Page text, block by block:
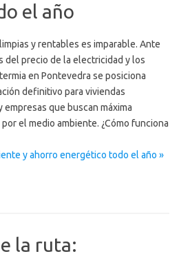
el año
y rentables es imparable. Ante
del precio de la electricidad y los
en Pontevedra se posiciona
definitivo para viviendas
que buscan máxima
el medio ambiente. ¿Cómo funciona
y ahorro energético todo el año »
la ruta: